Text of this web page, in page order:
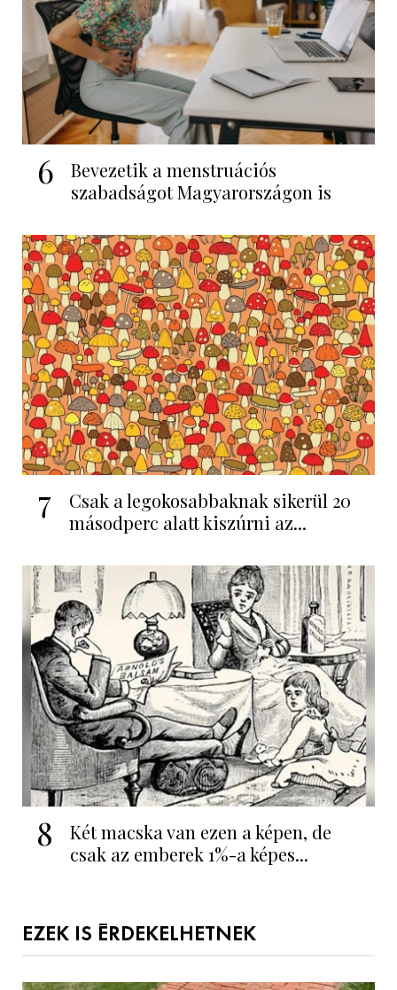
6
Bevezetik a menstruációs
szabadságot Magyarországon is
7
Csak a legokosabbaknak sikerül 20
másodperc alatt kiszúrni az...
8
Két macska van ezen a képen, de
csak az emberek 1%-a képes...
EZEK IS ÉRDEKELHETNEK